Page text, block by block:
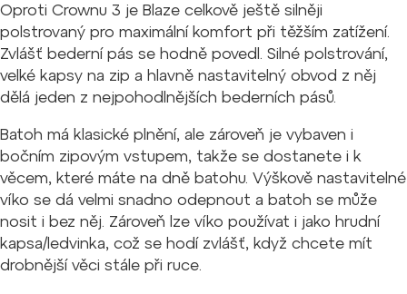
Oproti Crownu 3 je Blaze celkově ještě silněji
polstrovaný pro maximální komfort při těžším zatížení.
Zvlášť bederní pás se hodně povedl. Silné polstrování,
velké kapsy na zip a hlavně nastavitelný obvod z něj
dělá jeden z nejpohodlnějších bederních pásů.
Batoh má klasické plnění, ale zároveň je vybaven i
bočním zipovým vstupem, takže se dostanete i k
věcem, které máte na dně batohu. Výškově nastavitelné
víko se dá velmi snadno odepnout a batoh se může
nosit i bez něj. Zároveň lze víko používat i jako hrudní
kapsa/ledvinka, což se hodí zvlášť, když chcete mít
drobnější věci stále při ruce.